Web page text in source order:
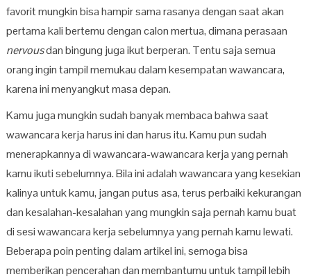
favorit mungkin bisa hampir sama rasanya dengan saat akan
pertama kali bertemu dengan calon mertua, dimana perasaan
nervousdan bingung juga ikut berperan. Tentu saja semua
orang ingin tampil memukau dalam kesempatan wawancara,
karena ini menyangkut masa depan.
Kamu juga mungkin sudah banyak membaca bahwa saat
wawancara kerja harus ini dan harus itu. Kamu pun sudah
menerapkannya di wawancara-wawancara kerja yang pernah
kamu ikuti sebelumnya. Bila ini adalah wawancara yang kesekian
kalinya untuk kamu, jangan putus asa, terus perbaiki kekurangan
dan kesalahan-kesalahan yang mungkin saja pernah kamu buat
di sesi wawancara kerja sebelumnya yang pernah kamu lewati.
Beberapa poin penting dalam artikel ini, semoga bisa
memberikan pencerahan dan membantumu untuk tampil lebih